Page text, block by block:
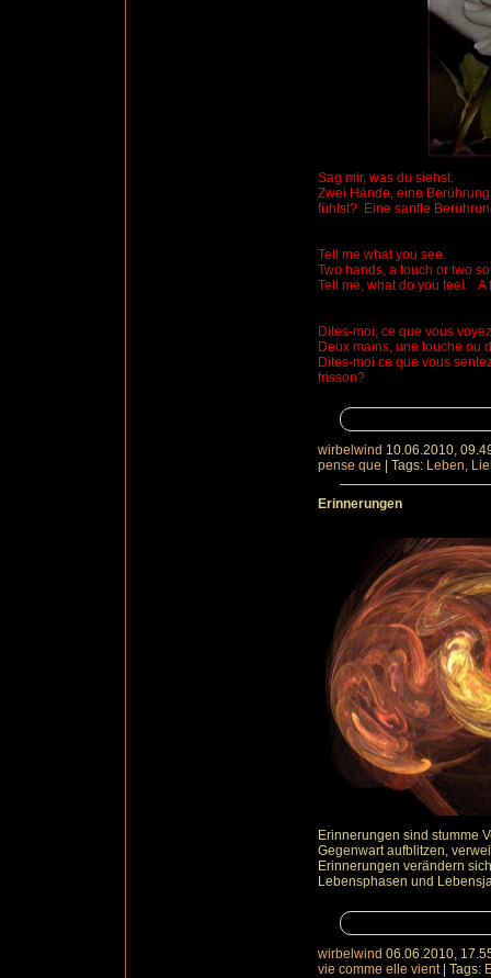
Sag mir, was du siehst.
Zwei Hände, eine
fühlst? Eine sanfte
Tell me what you see.
Two hands, a touch or two
Tell me, what do you feel.
A
Dites-moi, ce que vous
Deux mains, une touche ou
Dites-moi ce que vous
frisson?
wirbelwind 10.06.2010,
pense que
Tags: Leben,
Erinnerungen
Erinnerungen sind stumme
Gegenwart aufblitzen,
Erinnerungen verändern
Lebensphasen und
wirbelwind 06.06.2010,
vie comme elle vient| Tags: